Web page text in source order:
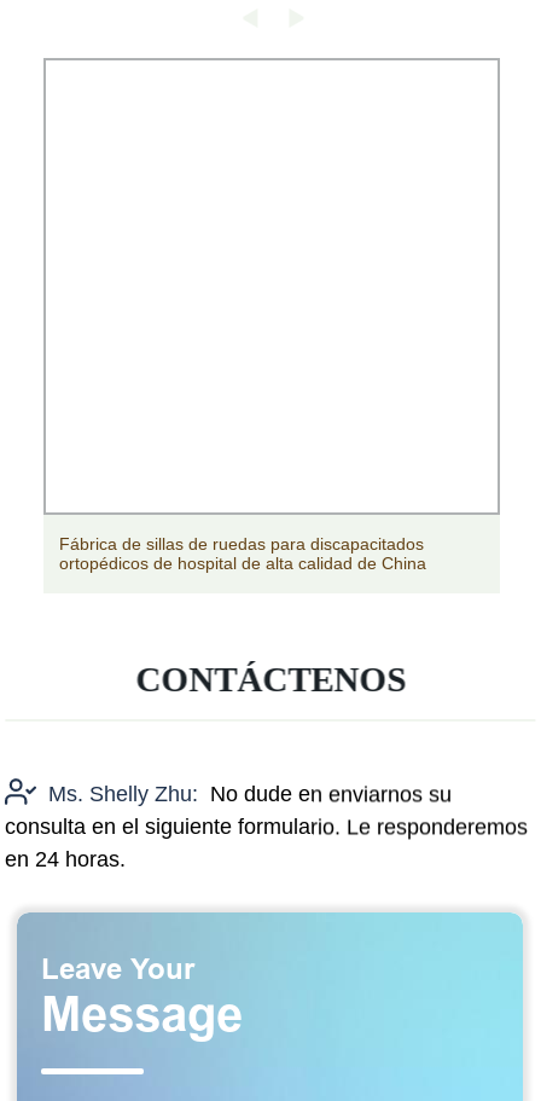
sillas de ruedas para discapacitados
de hospital de alta calidad de China
CONTÁCTENOS
Ms. Shelly Zhu: No dude en enviarnos su
consulta en el siguiente formulario. Le responderemos
en 24 horas.